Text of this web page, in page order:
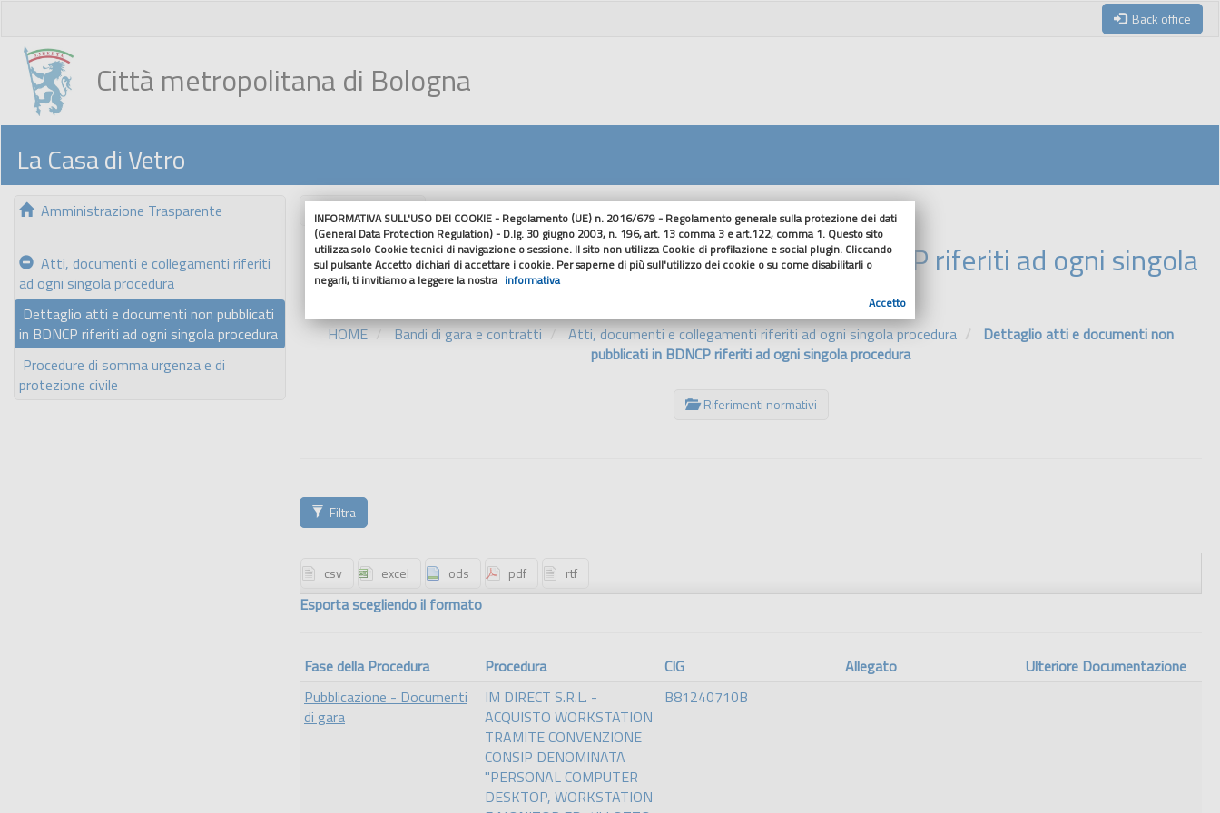
Back office
Città metropolitana di Bologna
La Casa di Vetro
Amministrazione Trasparente
Atti, documenti e collegamenti riferiti
ad ogni singola procedura
Dettaglio atti e documenti non pubblicati
in BDNCP riferiti ad ogni singola procedura
Procedure di somma urgenza e di
protezione civile
Nascondi menu
Dettaglio atti e documenti non pubblicati in BDNCP riferiti ad ogni singola
HOME Bandi di gara e contratti Atti, documenti e collegamenti riferiti ad ogni singola procedura
Dettaglio atti e documenti non
pubblicati in BDNCP riferiti ad ogni singola procedura
Riferimenti normativi
Filtra
Esporta scegliendo il formato
Fase della Procedura Procedura CIG Allegato
Ulteriore Documentazione
Pubblicazione - Documenti
di gara
IM DIRECT S.R.L. -
ACQUISTO WORKSTATION
TRAMITE CONVENZIONE
CONSIP DENOMINATA
"PERSONAL COMPUTER
DESKTOP, WORKSTATION
B81240710B
INFORMATIVA SULL'USO DEI COOKIE - Regolamento (UE) n. 2016/679 - Regolamento generale sulla protezione dei dati
(General Data Protection Regulation) - D.lg. 30 giugno 2003, n. 196, art. 13 comma 3 e art.122, comma 1. Questo sito
utilizza solo Cookie tecnici di navigazione o sessione. Il sito non utilizza Cookie di profilazione e social plugin. Cliccando
sul pulsante Accetto dichiari di accettare i cookie. Per saperne di più sull'utilizzo dei cookie o su come disabilitarli o
negarli, ti invitiamo a leggere la nostra informativa
Accetto